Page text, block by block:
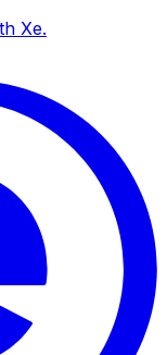
Xe.